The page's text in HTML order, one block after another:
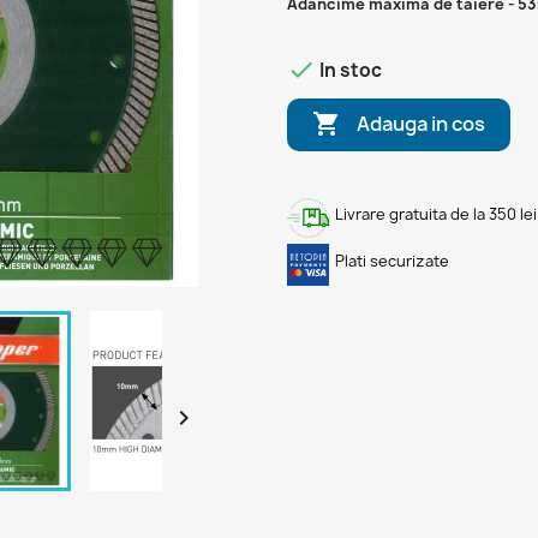

 In stoc
 Adauga in cos
Livrare gratuita de la 350 lei
Plati securizate